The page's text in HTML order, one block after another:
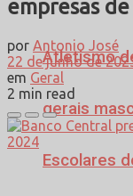
Atletismo
gerais
Escolares
empresas
por Antonio José
22 de junho de
em Geral
2 min read